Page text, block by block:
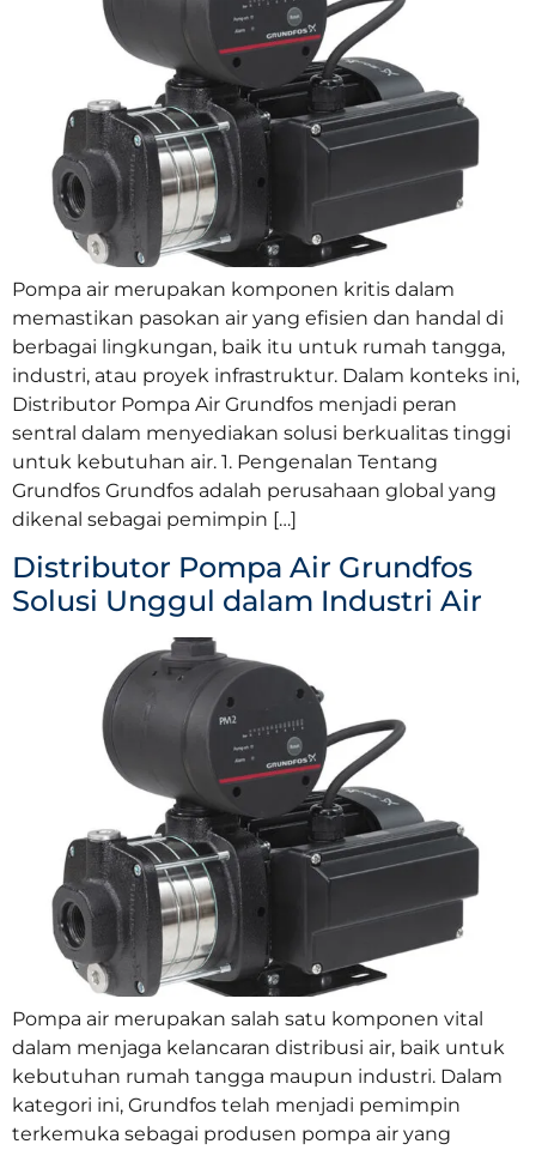
Pompa air merupakan komponen kritis dalam
memastikan pasokan air yang efisien dan handal di
berbagai lingkungan, baik itu untuk rumah tangga,
industri, atau proyek infrastruktur. Dalam konteks ini,
Distributor Pompa Air Grundfos menjadi peran
sentral dalam menyediakan solusi berkualitas tinggi
untuk kebutuhan air. 1. Pengenalan Tentang
Grundfos Grundfos adalah perusahaan global yang
dikenal sebagai pemimpin […]
Distributor Pompa Air Grundfos
Solusi Unggul dalam Industri Air
Pompa air merupakan salah satu komponen vital
dalam menjaga kelancaran distribusi air, baik untuk
kebutuhan rumah tangga maupun industri. Dalam
kategori ini, Grundfos telah menjadi pemimpin
terkemuka sebagai produsen pompa air yang